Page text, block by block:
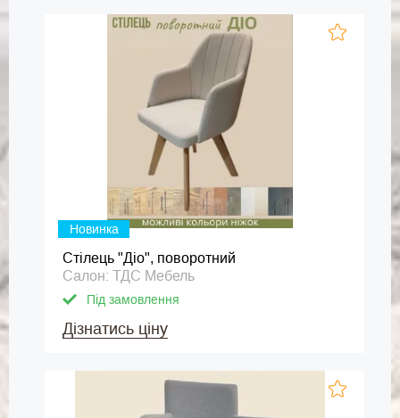
Новинка
Стілець "Діо", поворотний
Салон: ТДС Мебель
Під замовлення
Дізнатись ціну